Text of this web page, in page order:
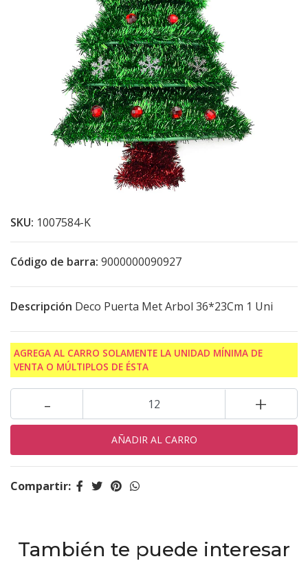
SKU: 1007584-K
Código de barra: 9000000090927
Descripción Deco Puerta Met Arbol 36*23Cm 1 Uni
AGREGA AL CARRO SOLAMENTE LA UNIDAD MÍNIMA DE
VENTA O MÚLTIPLOS DE ÉSTA
+
-
Compartir:
También te puede interesar